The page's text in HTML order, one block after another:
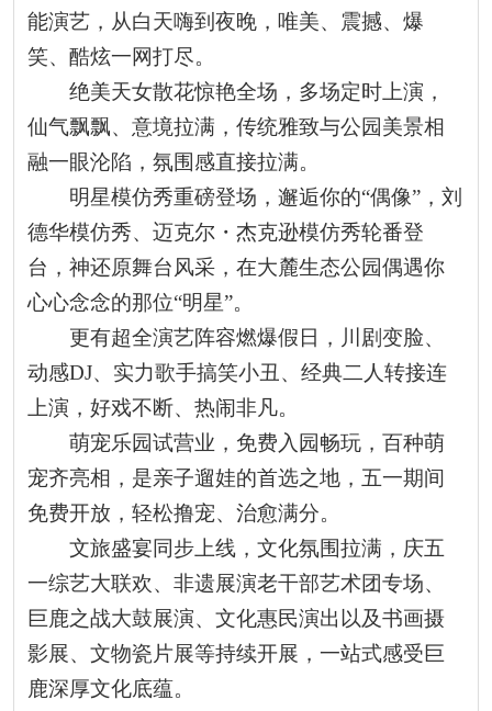
能演艺，从白天嗨到夜晚，唯美、震撼、爆
笑、酷炫一网打尽。
绝美天女散花惊艳全场，多场定时上演，
仙气飘飘、意境拉满，传统雅致与公园美景相
融一眼沦陷，氛围感直接拉满。
明星模仿秀重磅登场，邂逅你的“偶像”，刘
德华模仿秀、迈克尔・杰克逊模仿秀轮番登
台，神还原舞台风采，在大麓生态公园偶遇你
心心念念的那位“明星”。
更有超全演艺阵容燃爆假日，川剧变脸、
动感DJ、实力歌手搞笑小丑、经典二人转接连
上演，好戏不断、热闹非凡。
萌宠乐园试营业，免费入园畅玩，百种萌
宠齐亮相，是亲子遛娃的首选之地，五一期间
免费开放，轻松撸宠、治愈满分。
文旅盛宴同步上线，文化氛围拉满，庆五
一综艺大联欢、非遗展演老干部艺术团专场、
巨鹿之战大鼓展演、文化惠民演出以及书画摄
影展、文物瓷片展等持续开展，一站式感受巨
鹿深厚文化底蕴。